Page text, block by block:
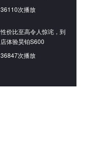
36110次播放
性价比至高令人惊诧，到
店体验昊铂S600
36847次播放